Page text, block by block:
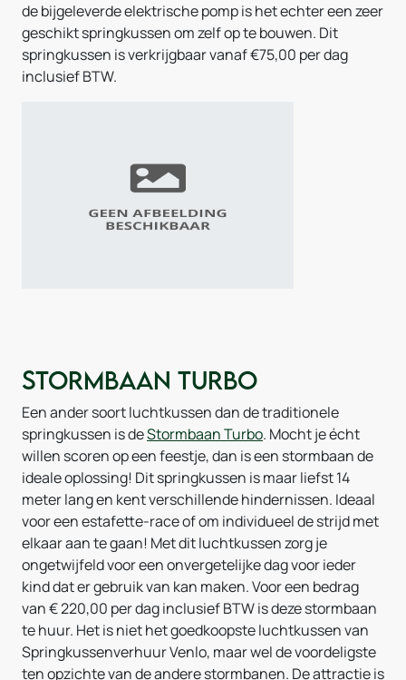
de bijgeleverde elektrische pomp is het echter een zeer
geschikt springkussen om zelf op te bouwen. Dit
springkussen is verkrijgbaar vanaf €75,00 per dag
inclusief BTW.
Stormbaan Turbo
Een ander soort luchtkussen dan de traditionele
springkussen is deStormbaan Turbo. Mocht je écht
willen scoren op een feestje, dan is een stormbaan de
ideale oplossing! Dit springkussen is maar liefst 14
meter lang en kent verschillende hindernissen. Ideaal
voor een estafette-race of om individueel de strijd met
elkaar aan te gaan! Met dit luchtkussen zorg je
ongetwijfeld voor een onvergetelijke dag voor ieder
kind dat er gebruik van kan maken. Voor een bedrag
van € 220,00 per dag inclusief BTW is deze stormbaan
te huur. Het is niet het goedkoopste luchtkussen van
Springkussenverhuur Venlo, maar wel de voordeligste
ten opzichte van de andere stormbanen. De attractie is